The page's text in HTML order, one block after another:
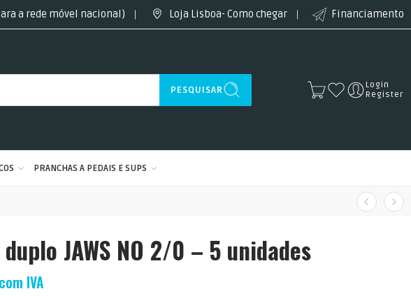
a rede móvel nacional) Loja Lisboa- Como chegar Financiamento
PESQUISAR
Login
Register
PRANCHAS A PEDAIS E SUPS
JAWS NO 2/0 – 5 unidades
com IVA